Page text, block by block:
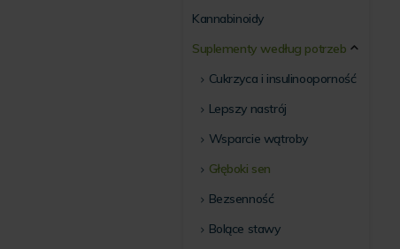
Kannabinoidy
Suplementy według potrzeb
Cukrzyca i insulinooporność
Lepszy nastrój
Wsparcie wątroby
Głęboki sen
Bezsenność
Bolące stawy